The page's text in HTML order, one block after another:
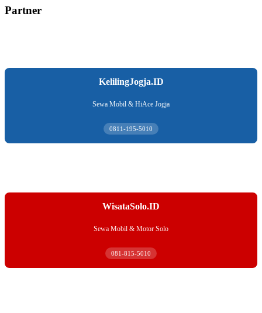
Partner
KelilingJogja.ID
Sewa Mobil & HiAce Jogja
0811-195-5010
WisataSolo.ID
Sewa Mobil & Motor Solo
081-815-5010